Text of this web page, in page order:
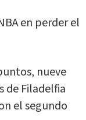
en perder el
nueve
de Filadelfia
el segundo